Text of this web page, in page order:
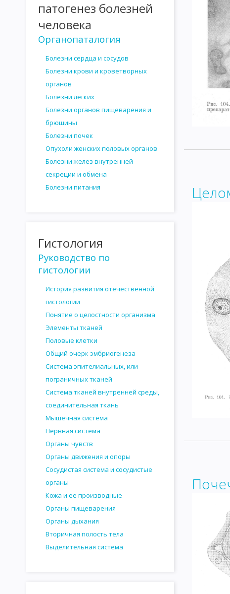
ОНКОГЕННЫЕ ВИРУСЫ ВИРУСОГЕНЕТИЧЕСКАЯ ТЕОРИЯ
ВОЗБУДИТЕЛИ КАНДИДАМИКОЗА ПАТОГЕННЫЕ ПРОСТЕЙШИЕ
САНИТАРНАЯ МИКРОБИОЛОГИЯ САНИТАРНО-
САНИТАРНО-БАКТЕРИОЛОГИЧЕСКОЕ ИССЛЕДОВАНИЕ ВОДЫ
САНИТАРНО - БАКТЕРИОЛОГИЧЕСКОЕ ИССЛЕДОВАНИЕ ПОЧВЫ
ИССЛЕДОВАНИЕ МОЛОКА И МОЛОЧНЫХ ПРОДУКТОВ
ИССЛЕДОВАНИЕ НАПИТКОВ И СИРОПОВ
ИССЛЕДОВАНИЕ ПЕРЕВЯЗОЧНОГО И ХИРУРГИЧЕСКОГО
ГЕМАТОЛОГИЯ ГИСТОЛОГИЯ
патогенез болезней
человека
Органопаталогия
Болезни сердца и сосудов
Болезни крови и кроветворных
органов
Болезни легких
Болезни органов пищеварения и
брюшины
Болезни почек
Опухоли женских половых органов
Болезни желез внутренней
секреции и обмена
Болезни питания
Гистология
Руководство по
гистологии
История развития отечественной
гистологии
Понятие о целостности организма
Элементы тканей
Половые клетки
Общий очерк эмбриогенеза
Система эпителиальных, или
пограничных тканей
Система тканей внутренней среды,
соединительная ткань
Мышечная система
Нервная система
Органы чувств
Органы движения и опоры
Сосудистая система и сосудистые
органы
Кожа и ее производные
Органы пищеварения
Органы дыхания
Вторичная полость тела
Выделительная система